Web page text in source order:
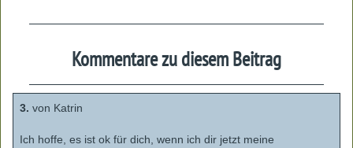
Kommentare zu diesem Beitrag
3. von Katrin
Ich hoffe, es ist ok für dich, wenn ich dir jetzt meine